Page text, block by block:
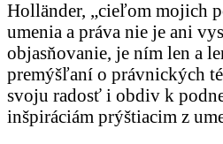
Holländer, „cieľom mojich
umenia a práva nie je ani
objasňovanie, je ním len a
premýšľaní o právnických
svoju radosť i obdiv k
inšpiráciám prýštiacim z